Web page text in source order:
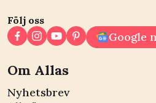
Följ oss
Google
Om Allas
Nyhetsbrev